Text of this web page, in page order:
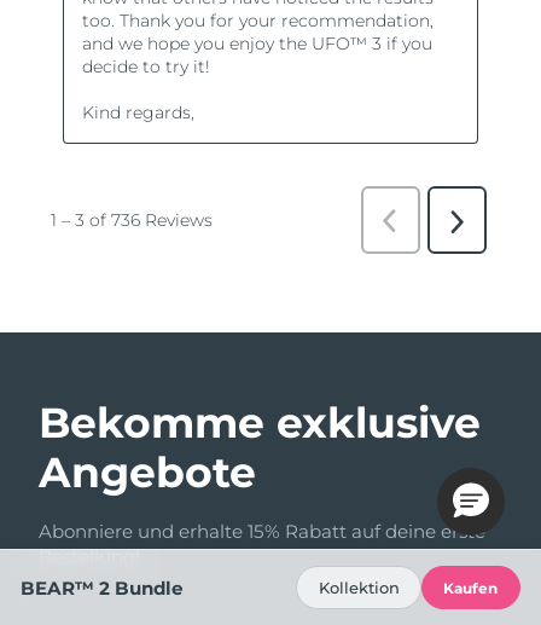
Bekomme exklusive
Angebote
Abonniere und erhalte 15% Rabatt auf deine erste
Bestellung!
BEAR™ 2 Bundle
Kollektion Kaufen